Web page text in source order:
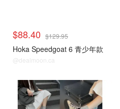
$88.40 $129.95
Hoka Speedgoat 6 青少年款
@dealmoon.ca